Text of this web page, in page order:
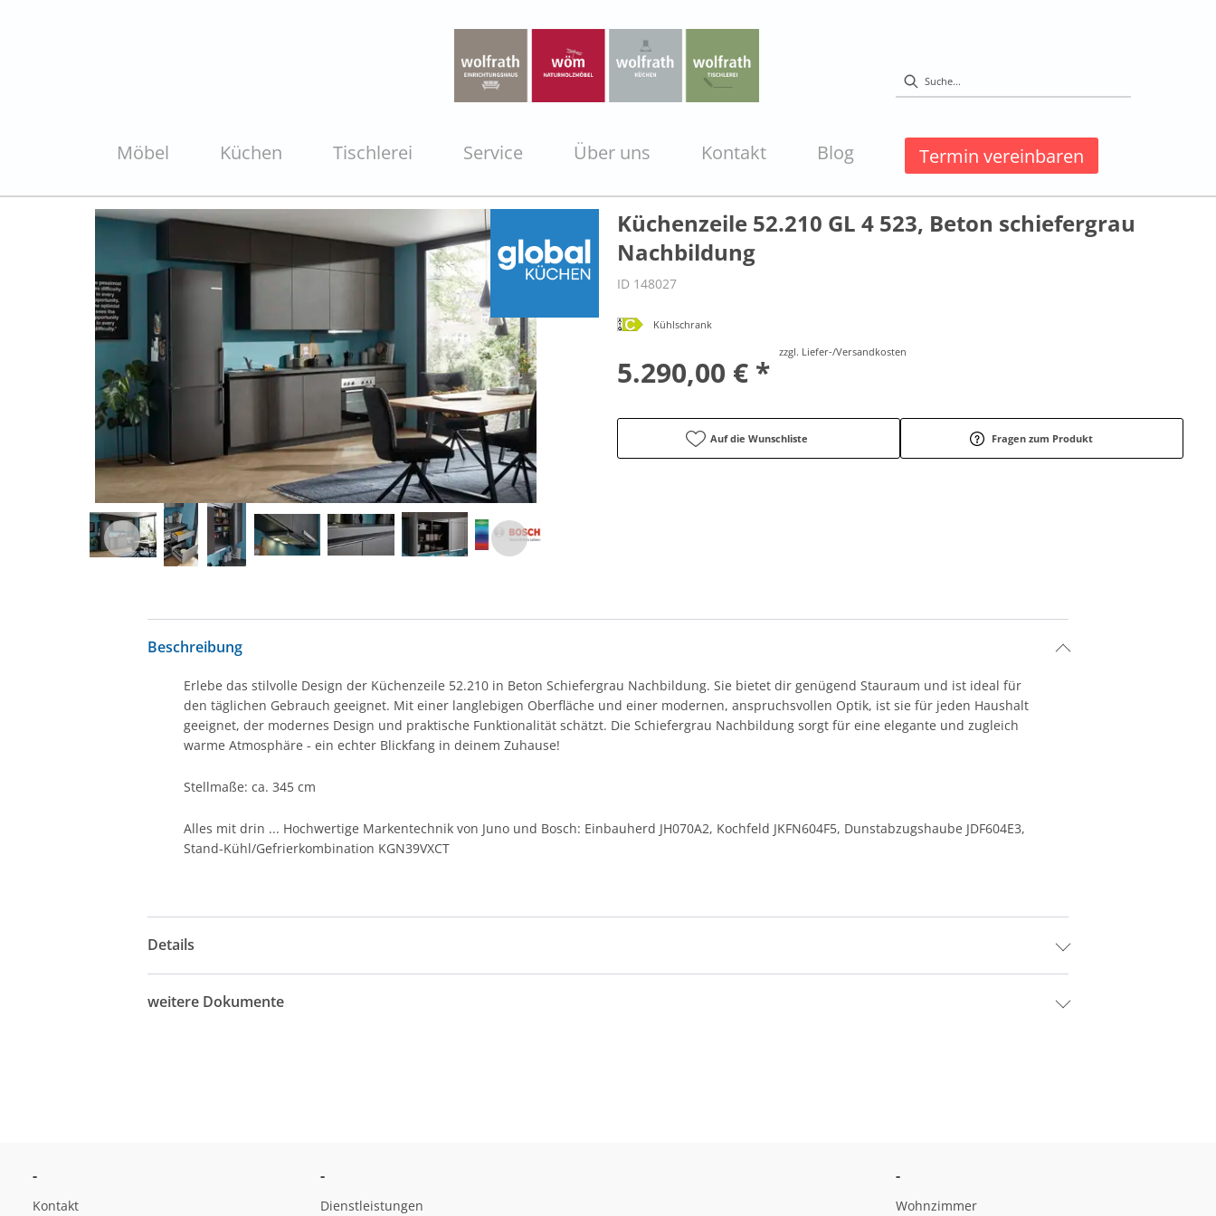
Möbel Küchen Tischlerei Service Über uns Kontakt Blog Termin vereinbaren
Küchenzeile 52.210 GL 4 523, Beton schiefergrau
Nachbildung
ID 148027
Kühlschrank
5.290,00 € *
zzgl. Liefer-/Versandkosten
Auf die Wunschliste Fragen zum Produkt
Beschreibung
Erlebe das stilvolle Design der Küchenzeile 52.210 in Beton Schiefergrau Nachbildung. Sie bietet dir genügend Stauraum und ist ideal für
den täglichen Gebrauch geeignet. Mit einer langlebigen Oberfläche und einer modernen, anspruchsvollen Optik, ist sie für jeden Haushalt
geeignet, der modernes Design und praktische Funktionalität schätzt. Die Schiefergrau Nachbildung sorgt für eine elegante und zugleich
warme Atmosphäre - ein echter Blickfang in deinem Zuhause!
Stellmaße: ca. 345 cm
Alles mit drin ... Hochwertige Markentechnik von Juno und Bosch: Einbauherd JH070A2, Kochfeld JKFN604F5, Dunstabzugshaube JDF604E3,
Stand-Kühl/Gefrierkombination KGN39VXCT
Details
weitere Dokumente
-
Kontakt
-
Dienstleistungen
-
Wohnzimmer